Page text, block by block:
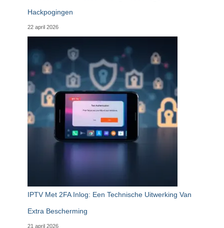
Hackpogingen
22 april 2026
IPTV Met 2FA Inlog: Een Technische Uitwerking Van
Extra Bescherming
21 april 2026